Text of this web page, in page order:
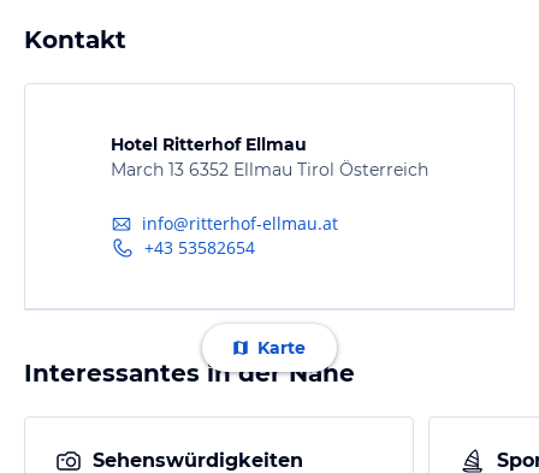
Kontakt
Hotel Ritterhof Ellmau
March 13 6352 Ellmau Tirol Österreich
info@ritterhof-ellmau.at
+43 53582654
Karte
Interessantes in der Nähe
Sehenswürdigkeiten